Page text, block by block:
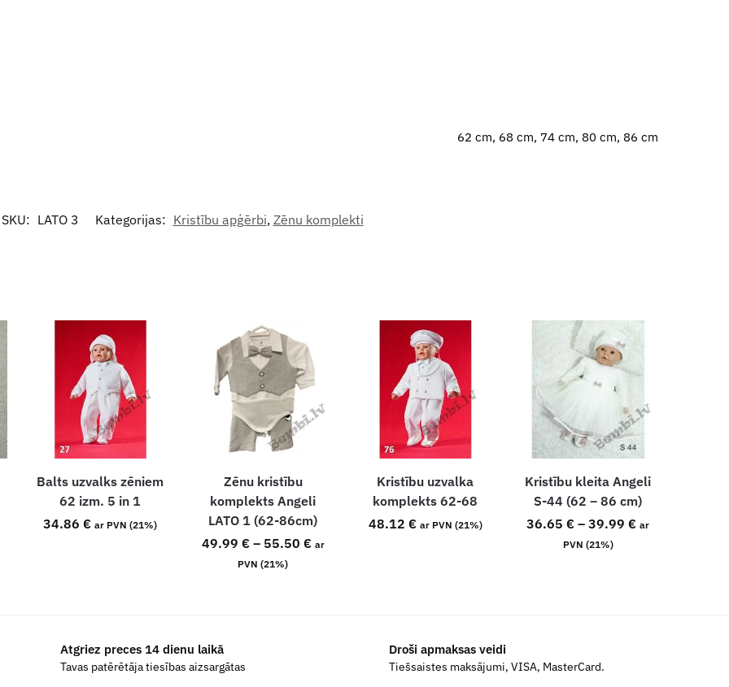
62 cm, 68 cm, 74 cm, 80 cm, 86 cm
SKU: LATO 3 Kategorijas: Kristību apģērbi, Zēnu komplekti
Balts uzvalks zēniem
62 izm. 5 in 1
34.86€ ar PVN (21%)
Zēnu kristību
komplekts Angeli
LATO 1 (62-86cm)
49.99 € – 55.50 € ar
PVN (21%)
Kristību uzvalka
komplekts 62-68
48.12 € ar PVN (21%)
Kristību kleita Angeli
S-44 (62 – 86 cm)
36.65€ – 39.99€ ar
PVN (21%)
Atgriez preces 14 dienu laikā
Tavas patērētāja tiesības aizsargātas
Droši apmaksas veidi
Tiešsaistes maksājumi, VISA, MasterCard.